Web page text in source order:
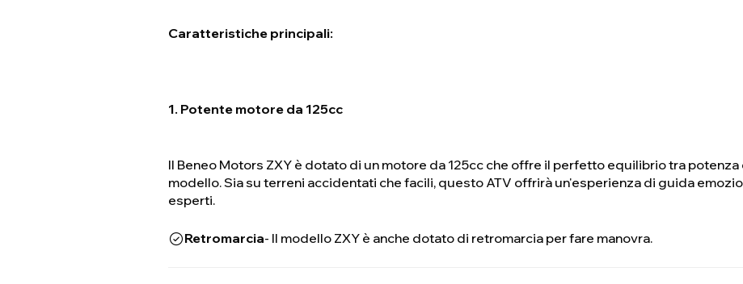
Caratteristiche principali:
1. Potente motore da 125cc
Il Beneo Motors ZXY è dotato di un motore da 125cc che offre il perfetto equilibrio tra
modello. Sia su terreni accidentati che facili, questo ATV offrirà un'esperienza di guida
esperti.
Retromarcia- Il modello ZXY è anche dotato di retromarcia per fare manovra.